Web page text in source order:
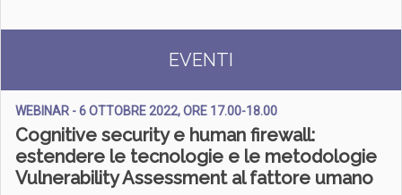
EVENTI
WEBINAR - 6 OTTOBRE 2022, ORE 17.00-18.00
Cognitive security e human firewall:
estendere le tecnologie e le metodologie
Vulnerability Assessment al fattore umano